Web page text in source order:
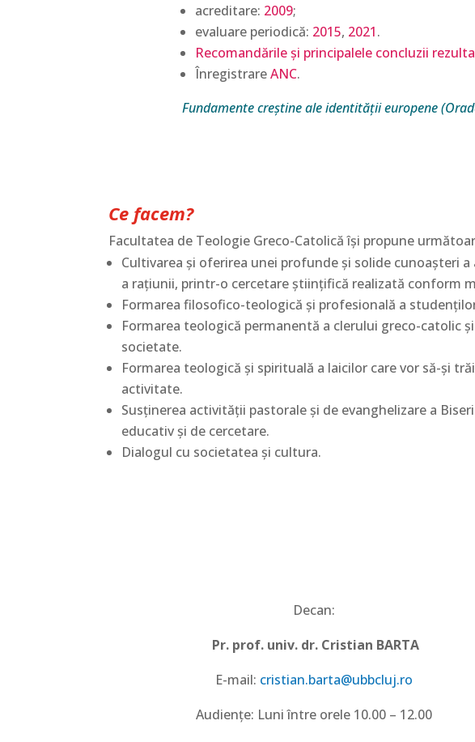
acreditare: 2009;
evaluare periodică: 2015, 2021.
Recomandările și principalele concluzii
ÎnregistrareANC.
Fundamente creștine ale identității europene
Ce facem?
Facultatea de Teologie Greco-Catolică își propune
Cultivarea şi oferirea unei profunde şi solide cunoaşteri
a raţiunii, printr-o cercetare ştiinţifică realizată conform
Formarea filosofico-teologică şi profesională a
Formarea teologică permanentă a clerului greco-catolic
societate.
Formarea teologică şi spirituală a laicilor care vor să-şi
activitate.
Susţinerea activităţii pastorale şi de evanghelizare a
educativ şi de cercetare.
Dialogul cu societatea și cultura.
Decan:
Pr. prof. univ. dr. Cristian BARTA
E-mail: cristian.barta@ubbcluj.ro
Audiențe: Luni între orele 10.00 – 12.00